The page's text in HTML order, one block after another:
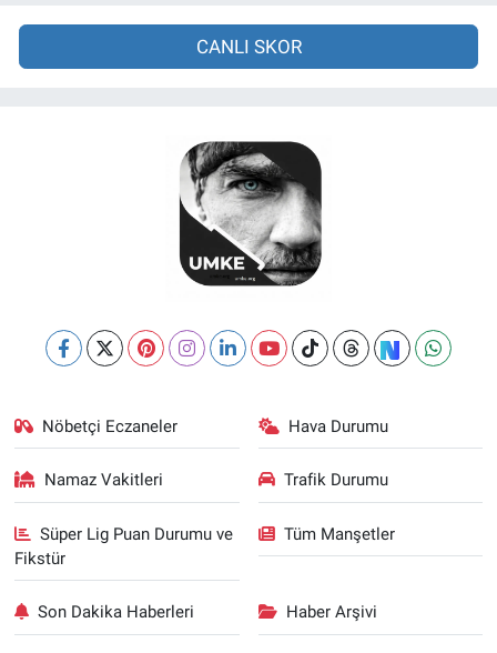
CANLI SKOR
Nöbetçi Eczaneler Hava Durumu
Namaz Vakitleri Trafik Durumu
Süper Lig Puan Durumu ve
Fikstür
Tüm Manşetler
Son Dakika Haberleri Haber Arşivi